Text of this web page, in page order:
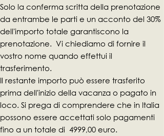
Solo la conferma scritta della prenotazione
da entrambe le parti e un acconto del 30%
dell'importo totale garantiscono la
prenotazione. Vi chiediamo di fornire il
vostro nome quando effettui il
trasferimento.
Il restante importo può essere trasferito
prima dell'inizio della vacanza o pagato in
loco. Si prega di comprendere che in Italia
possono essere accettati solo pagamenti
fino a un totale di 4999,00 euro.